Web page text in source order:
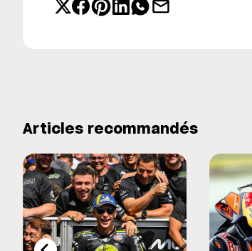
Articles recommandés